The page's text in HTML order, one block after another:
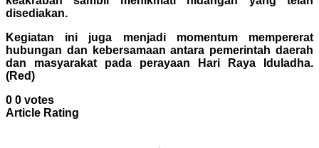
disediakan.
Kegiatan ini juga menjadi momentum mempererat
hubungan dan kebersamaan antara pemerintah daerah
dan masyarakat pada perayaan Hari Raya Iduladha.
(Red)
0 0 votes
Article Rating